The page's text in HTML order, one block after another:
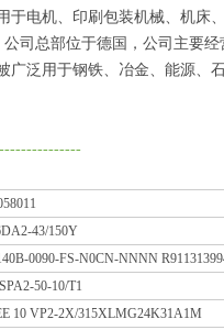
电机、印刷包装机械、机床
司总部位于德国，公司主要
泛用于钢铁、冶金、能源、
43/150Y
0090-FS-N0CN-NNNN
50-10/T1
10 VP2-2X/315XLMG24K31A1M